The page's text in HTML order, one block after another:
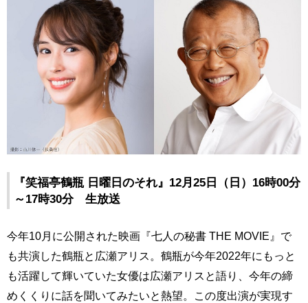
『笑福亭鶴瓶 日曜日のそれ』12月25日（日）16時00分
～17時30分 生放送
今年10月に公開された映画『七人の秘書 THE MOVIE』で
も共演した鶴瓶と広瀬アリス。鶴瓶が今年2022年にもっと
も活躍して輝いていた女優は広瀬アリスと語り、今年の締
めくくりに話を聞いてみたいと熱望。この度出演が実現す